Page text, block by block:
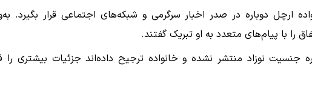
ارچل دوباره در صدر اخبار سرگرمی و شبکه‌های اجتماعی قرار بگیرد.
را با پیام‌های متعدد به او تبریک گفتند.
جنسیت نوزاد منتشر نشده و خانواده ترجیح داده‌اند جزئیات بیشتری را